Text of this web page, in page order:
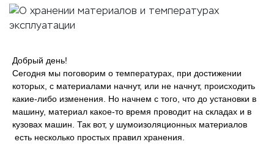
Добрый день!
Сегодня мы поговорим о температурах, при достижении
которых, с материалами начнут, или не начнут, происходить
какие-либо изменения. Но начнем с того, что до установки в
машину, материал какое-то время проводит на складах и в
кузовах машин. Так вот, у шумоизоляционных материалов
есть несколько простых правил хранения.